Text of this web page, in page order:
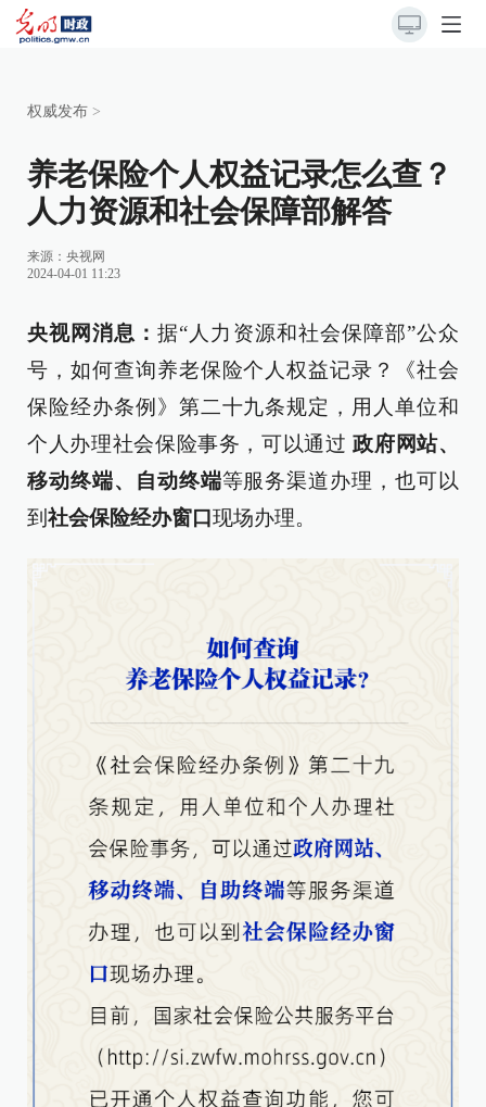
权威发布 >
养老保险个人权益记录怎么查？
人力资源和社会保障部解答
来源： 央视网
2024-04-01 11:23
央视网消息：据“人力资源和社会保障部”公众
号，如何查询养老保险个人权益记录？《社会
保险经办条例》第二十九条规定，用人单位和
个人办理社会保险事务，可以通过 政府网站、
移动终端、自动终端等服务渠道办理，也可以
到 社会保险经办窗口现场办理。